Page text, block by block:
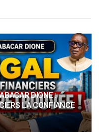
DIONE :
LA CONFIANCE